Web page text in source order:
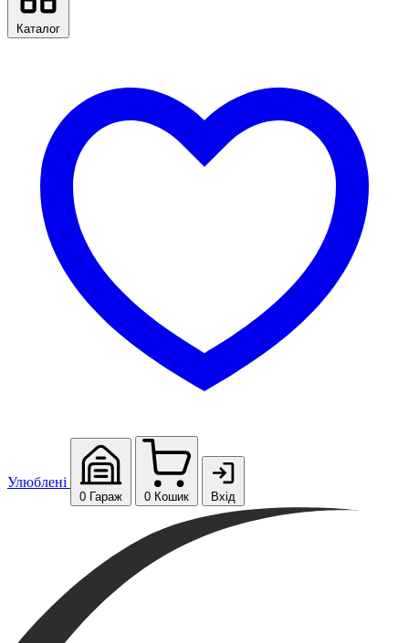
Каталог
Улюблені
0 Гараж 0 Кошик Вхід